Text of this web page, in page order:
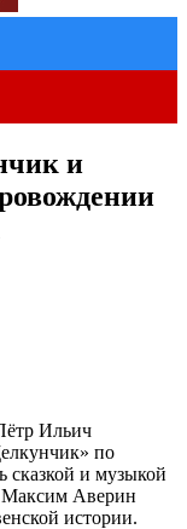
и
Ильич
по
сказкой и музыкой
Максим Аверин
истории.